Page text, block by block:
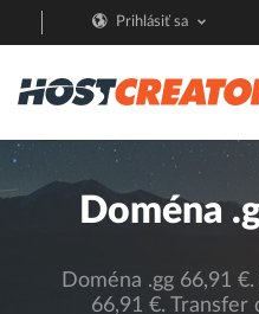
Prihlásiť sa
Doména
Doména .gg 66,91
66,91 €. Transfer